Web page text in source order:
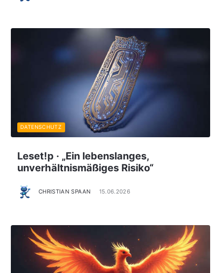
Leset!p · „Ein lebenslanges,
unverhältnismäßiges Risiko“
CHRISTIAN SPAAN 15.06.2026
DATENSCHUTZ